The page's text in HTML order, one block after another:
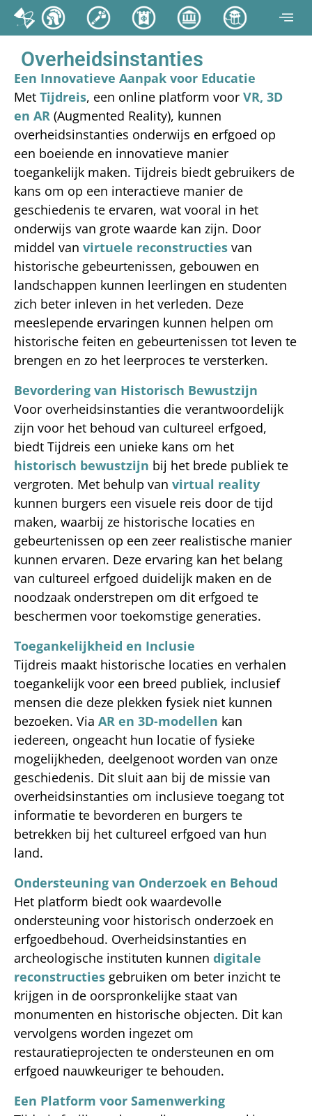
Overheidsinstanties
Een Innovatieve Aanpak voor Educatie
Met Tijdreis, een online platform voor VR, 3D
en AR (Augmented Reality), kunnen
overheidsinstanties onderwijs en erfgoed op
een boeiende en innovatieve manier
toegankelijk maken. Tijdreis biedt gebruikers de
kans om op een interactieve manier de
geschiedenis te ervaren, wat vooral in het
onderwijs van grote waarde kan zijn. Door
middel van virtuele reconstructies van
historische gebeurtenissen, gebouwen en
landschappen kunnen leerlingen en studenten
zich beter inleven in het verleden. Deze
meeslepende ervaringen kunnen helpen om
historische feiten en gebeurtenissen tot leven te
brengen en zo het leerproces te versterken.
Bevordering van Historisch Bewustzijn
Voor overheidsinstanties die verantwoordelijk
zijn voor het behoud van cultureel erfgoed,
biedt Tijdreis een unieke kans om het
historisch bewustzijn bij het brede publiek te
vergroten. Met behulp van virtual reality
kunnen burgers een visuele reis door de tijd
maken, waarbij ze historische locaties en
gebeurtenissen op een zeer realistische manier
kunnen ervaren. Deze ervaring kan het belang
van cultureel erfgoed duidelijk maken en de
noodzaak onderstrepen om dit erfgoed te
beschermen voor toekomstige generaties.
Toegankelijkheid en Inclusie
Tijdreis maakt historische locaties en verhalen
toegankelijk voor een breed publiek, inclusief
mensen die deze plekken fysiek niet kunnen
bezoeken. Via AR en 3D-modellen kan
iedereen, ongeacht hun locatie of fysieke
mogelijkheden, deelgenoot worden van onze
geschiedenis. Dit sluit aan bij de missie van
overheidsinstanties om inclusieve toegang tot
informatie te bevorderen en burgers te
betrekken bij het cultureel erfgoed van hun
land.
Ondersteuning van Onderzoek en Behoud
Het platform biedt ook waardevolle
ondersteuning voor historisch onderzoek en
erfgoedbehoud. Overheidsinstanties en
archeologische instituten kunnen digitale
reconstructies gebruiken om beter inzicht te
krijgen in de oorspronkelijke staat van
monumenten en historische objecten. Dit kan
vervolgens worden ingezet om
restauratieprojecten te ondersteunen en om
erfgoed nauwkeuriger te behouden.
Een Platform voor Samenwerking